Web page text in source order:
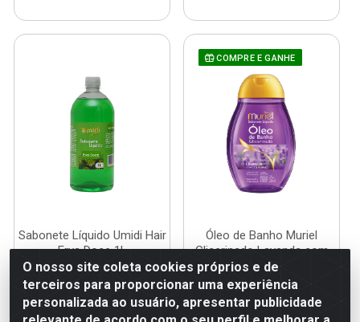
Sabonete Líquido Umidi Hair
Erva Doce 1L
Código: 120841
Embalagem: UN
COMPRE E GANHE
Óleo de Banho Muriel
Glicerinado Lavanda com
Colágeno 230ml
Código: 121663
Embalagem: UN
O nosso site coleta cookies próprios e de
terceiros para proporcionar uma experiência
personalizada ao usuário, apresentar publicidade